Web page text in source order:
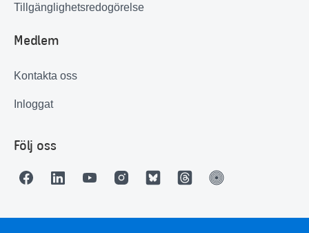
Tillgänglighetsredogörelse
Medlem
Kontakta oss
Inloggat
Följ oss